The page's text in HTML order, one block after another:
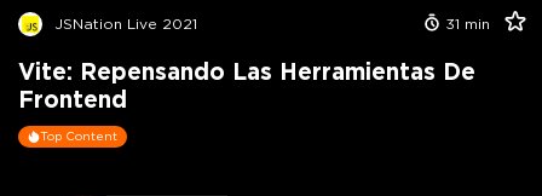
JSNation Live 2021 31 min
Vite: Repensando Las Herramientas De
Frontend
Top Content